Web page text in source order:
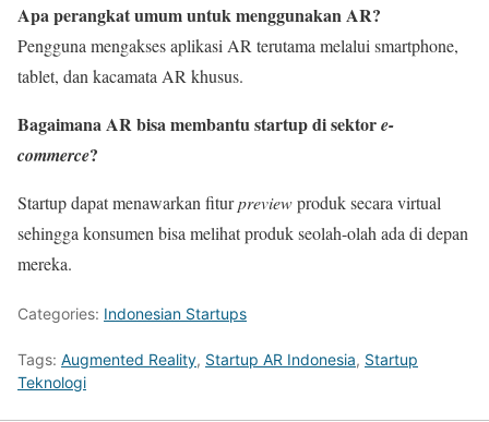
Apa perangkat umum untuk menggunakan AR?
Pengguna mengakses aplikasi AR terutama melalui smartphone,
tablet, dan kacamata AR khusus.
Bagaimana AR bisa membantu startup di sektore-
commerce?
Startup dapat menawarkan fiturpreviewproduk secara virtual
sehingga konsumen bisa melihat produk seolah-olah ada di depan
mereka.
Categories: Indonesian Startups
Tags: Augmented Reality, Startup AR Indonesia, Startup
Teknologi